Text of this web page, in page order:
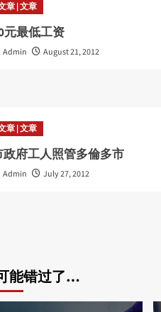
章 | 文章
元最低工资
Admin August 21, 2012
章 | 文章
政府工人照管多倫多市
Admin July 27, 2012
能错过了…